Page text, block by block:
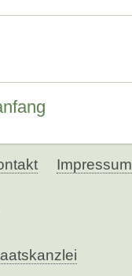
Impressum